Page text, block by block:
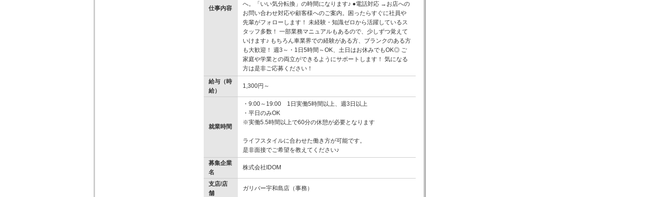
仕事内容
へ。「いい気分転換」の時間になります♪ ●電話対応 →お店への
お問い合わせ対応や顧客様へのご案内。困ったらすぐに社員や
先輩がフォローします！ 未経験・知識ゼロから活躍しているス
タッフ多数！ 一部業務マニュアルもあるので、少しずつ覚えて
いけます♪ もちろん車業界での経験がある方、ブランクのある方
も大歓迎！ 週3～・1日5時間～OK、土日はお休みでもOK◎ ご
家庭や学業との両立ができるようにサポートします！ 気になる
方は是非ご応募ください！
給与（時
給）
1,300円～
就業時間
・9:00～19:00 1日実働5時間以上、週3日以上
・平日のみOK
※実働5.5時間以上で60分の休憩が必要となります
ライフスタイルに合わせた働き方が可能です。
是非面接でご希望を教えてください♪
募集企業
名
株式会社IDOM
支店/店
舗
ガリバー宇和島店（事務）